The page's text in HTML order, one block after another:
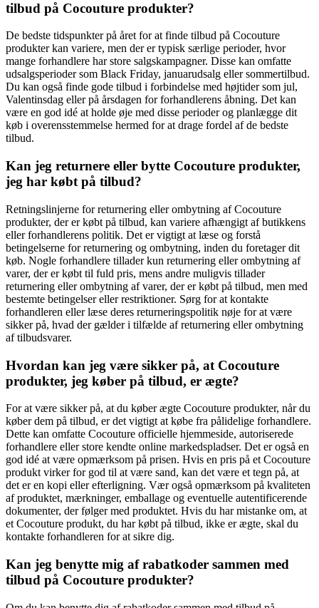
tilbud på Cocouture produkter?
De bedste tidspunkter på året for at finde tilbud på Cocouture
produkter kan variere, men der er typisk særlige perioder, hvor
mange forhandlere har store salgskampagner. Disse kan omfatte
udsalgsperioder som Black Friday, januarudsalg eller sommertilbud.
Du kan også finde gode tilbud i forbindelse med højtider som jul,
Valentinsdag eller på årsdagen for forhandlerens åbning. Det kan
være en god idé at holde øje med disse perioder og planlægge dit
køb i overensstemmelse hermed for at drage fordel af de bedste
tilbud.
Kan jeg returnere eller bytte Cocouture produkter,
jeg har købt på tilbud?
Retningslinjerne for returnering eller ombytning af Cocouture
produkter, der er købt på tilbud, kan variere afhængigt af butikkens
eller forhandlerens politik. Det er vigtigt at læse og forstå
betingelserne for returnering og ombytning, inden du foretager dit
køb. Nogle forhandlere tillader kun returnering eller ombytning af
varer, der er købt til fuld pris, mens andre muligvis tillader
returnering eller ombytning af varer, der er købt på tilbud, men med
bestemte betingelser eller restriktioner. Sørg for at kontakte
forhandleren eller læse deres returneringspolitik nøje for at være
sikker på, hvad der gælder i tilfælde af returnering eller ombytning
af tilbudsvarer.
Hvordan kan jeg være sikker på, at Cocouture
produkter, jeg køber på tilbud, er ægte?
For at være sikker på, at du køber ægte Cocouture produkter, når du
køber dem på tilbud, er det vigtigt at købe fra pålidelige forhandlere.
Dette kan omfatte Cocouture officielle hjemmeside, autoriserede
forhandlere eller store kendte online markedspladser. Det er også en
god idé at være opmærksom på prisen. Hvis en pris på et Cocouture
produkt virker for god til at være sand, kan det være et tegn på, at
det er en kopi eller efterligning. Vær også opmærksom på kvaliteten
af produktet, mærkninger, emballage og eventuelle autentificerende
dokumenter, der følger med produktet. Hvis du har mistanke om, at
et Cocouture produkt, du har købt på tilbud, ikke er ægte, skal du
kontakte forhandleren for at sikre dig.
Kan jeg benytte mig af rabatkoder sammen med
tilbud på Cocouture produkter?